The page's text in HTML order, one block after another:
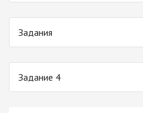
Задания
Задание 4